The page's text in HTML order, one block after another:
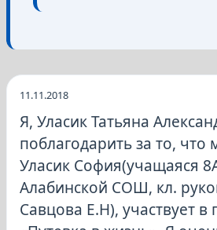
11.11.2018
Я, Уласик Татьяна
поблагодарить за то, что
Уласик София(учащаяся
Алабинской СОШ, кл.
Савцова Е.Н), участвует в